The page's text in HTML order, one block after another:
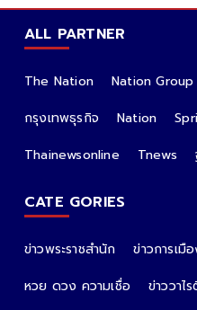
ALL PARTNER
The Nation Nation Group
กรุงเทพธุรกิจ
Nation
Thainewsonline
Tnews
CATE GORIES
ข่าวพระราชสำนัก ข่าวการเมื
หวย ดวง ความเชื่อ
ข่าววาไ